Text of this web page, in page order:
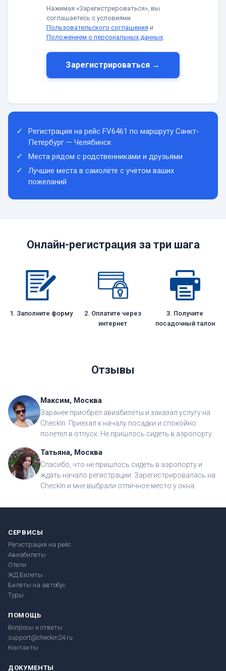
Нажимая «Зарегистрироваться», вы
соглашаетесь с условиями
Пользовательского соглашения и
Положением о персональных данных.
Зарегистрироваться →
Регистрация на рейс FV6461 по маршруту Санкт-
Петербург — Челябинск
Места рядом с родственниками и друзьями
Лучшие места в самолёте с учётом ваших
пожеланий
Онлайн-регистрация за три шага
1. Заполните форму
2. Оплатите через
интернет
3. Получите
посадочный талон
Отзывы
Максим, Москва
Заранее приобрёл авиабилеты и заказал услугу на
CheckIn. Приехал к началу посадки и спокойно
полетел в отпуск. Не пришлось сидеть в аэропорту.
Татьяна, Москва
Спасибо, что не пришлось сидеть в аэропорту и
ждать начало регистрации. Зарегистрировалась на
CheckIn и мне выбрали отличное место у окна.
СЕРВИСЫ
Регистрация на рейс
Авиабилеты
Отели
ЖД Билеты
Билеты на автобус
Туры
ПОМОЩЬ
Вопросы и ответы
support@checkin24.ru
Контакты
ДОКУМЕНТЫ